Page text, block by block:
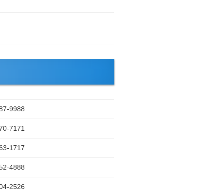
9988
7171
1717
4888
2526